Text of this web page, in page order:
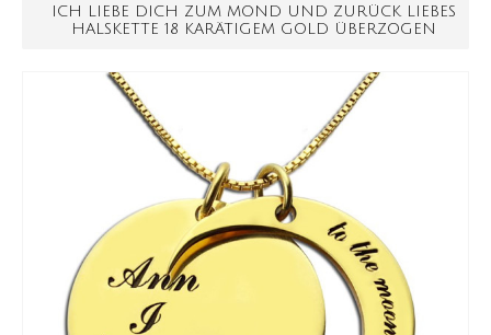
ICH LIEBE DICH ZUM MOND UND ZURÜCK LIEBES
HALSKETTE 18 KARÄTIGEM GOLD ÜBERZOGEN